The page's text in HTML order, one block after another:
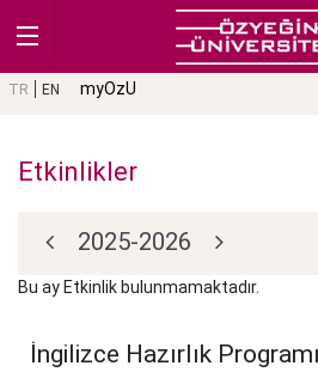
TR EN myOzU
Etkinlikler
2025-2026
Bu ay Etkinlik bulunmamaktadır.
İngilizce Hazırlık Programı